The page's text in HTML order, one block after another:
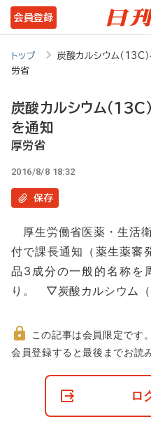
メ
イ
ン
ツ
に
会員登録
トップ
炭酸カルシウム（
労省
炭酸カルシウム（13C
を通知
厚労省
2016/8/8 18:32
保存
厚生労働省医薬・生活
付で課長通知（薬生薬審
品3成分の一般的名称を
り。 ▽炭酸カルシウム
非
この記事は会員限定です。
会員登録すると最後までお読
ロ